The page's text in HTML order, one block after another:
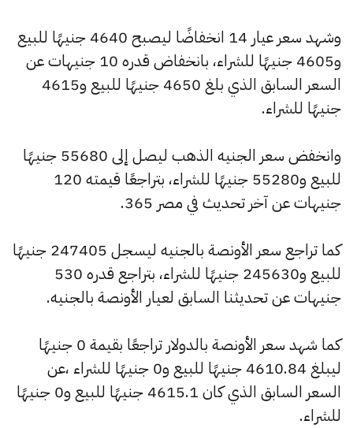
وشهد سعر عيار 14 انخفاضًا ليصبح 4640 جنيهًا للبيع
و4605 جنيهًا للشراء، بانخفاض قدره 10 جنيهات عن
السعر السابق الذي بلغ 4650 جنيهًا للبيع و4615
جنيهًا للشراء.
وانخفض سعر الجنيه الذهب ليصل إلى 55680 جنيهًا
للبيع و55280 جنيهًا للشراء، بتراجعًا قيمته 120
جنيهات عن آخر تحديث في مصر 365.
كما تراجع سعر الأونصة بالجنيه ليسجل 247405 جنيهًا
للبيع و245630 جنيهًا للشراء، بتراجع قدره 530
جنيهات عن تحديثنا السابق لعيار الأونصة بالجنيه.
كما شهد سعر الأونصة بالدولار تراجعًا بقيمة 0 جنيهًا
ليبلغ 4610.84 جنيهًا للبيع و0 جنيهًا للشراء ،عن
السعر السابق الذي كان 4615.1 جنيهًا للبيع و0 جنيهًا
للشراء.